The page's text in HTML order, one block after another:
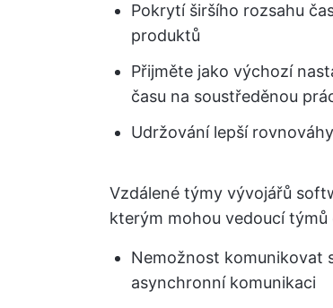
Pokrytí širšího rozsahu
produktů
Přijměte jako výchozí
času na soustředěnou
Udržování lepší
Vzdálené týmy vývojářů
kterým mohou vedoucí týmů
Nemožnost komunikovat
asynchronní komunikaci